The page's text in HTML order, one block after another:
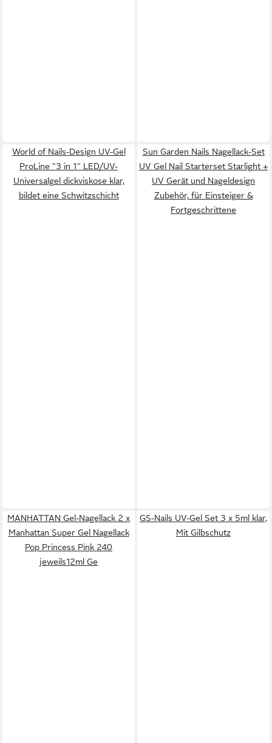
World of Nails-Design UV-Gel
ProLine "3 in 1" LED/UV-
Universalgel dickviskose klar,
bildet eine Schwitzschicht
Sun Garden Nails Nagellack-Set
UV Gel Nail Starterset Starlight +
UV Gerät und Nageldesign
Zubehör, für Einsteiger &
Fortgeschrittene
MANHATTAN Gel-Nagellack 2 x
Manhattan Super Gel Nagellack
Pop Princess Pink 240
jeweils12ml Ge
GS-Nails UV-Gel Set 3 x 5ml klar,
Mit Gilbschutz